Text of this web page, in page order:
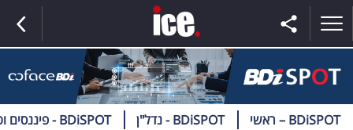
BDiSPOT – ראשי BDiSPOT - נדל"ן BDiSPOT - פיננסים וטק